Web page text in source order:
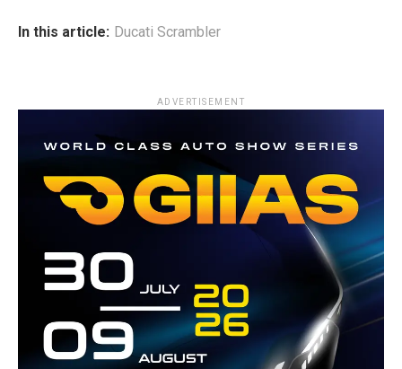
In this article: Ducati Scrambler
ADVERTISEMENT